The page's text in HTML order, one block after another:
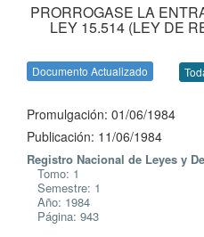
PRORROGASE LA
LEY 15.514 (LEY DE
Documento Actualizado
Promulgación: 01/06/1984
Publicación: 11/06/1984
Registro Nacional de Leyes y
Tomo: 1
Semestre: 1
Año: 1984
Página: 943